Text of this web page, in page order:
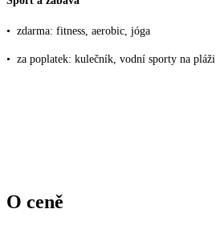
• zdarma: fitness, aerobic, jóga
• za poplatek: kulečník, vodní sporty na pláži
O ceně